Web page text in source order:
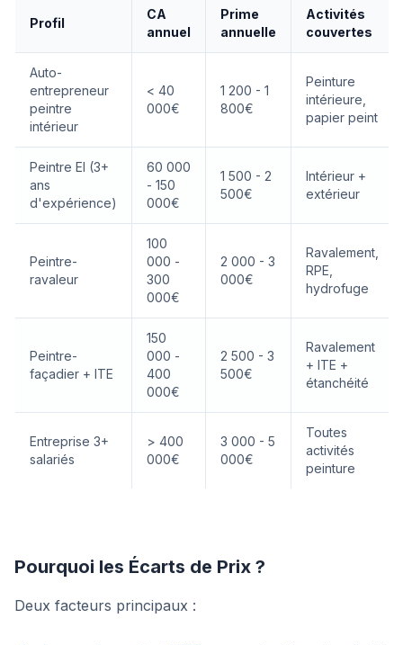
Profil
CA
annuel
Prime
annuelle
Activités
couvertes
Auto-
entrepreneur
peintre
intérieur
< 40
000€
1 200 - 1
800€
Peinture
intérieure,
papier peint
Peintre EI (3+
ans
d'expérience)
60 000
- 150
000€
1 500 - 2
500€
Intérieur +
extérieur
Peintre-
ravaleur
100
000 -
300
000€
2 000 - 3
000€
Ravalement,
RPE,
hydrofuge
Peintre-
façadier + ITE
150
000 -
400
000€
2 500 - 3
500€
Ravalement
+ ITE +
étanchéité
Entreprise 3+
salariés
> 400
000€
3 000 - 5
000€
Toutes
activités
peinture
Pourquoi les Écarts de Prix ?
Deux facteurs principaux :